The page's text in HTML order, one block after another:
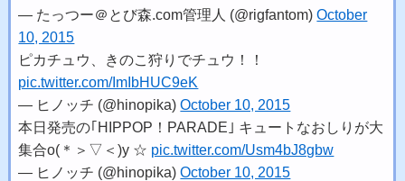
— たっつー＠とび森.com管理人 (@rigfantom)October
10, 2015
ピカチュウ、きのこ狩りでチュウ！！
pic.twitter.com/ImIbHUC9eK
— ヒノッチ (@hinopika)October 10, 2015
本日発売の｢HIPPOP！PARADE｣ キュートなおしりが大
集合o(＊＞▽＜)y ☆ pic.twitter.com/Usm4bJ8gbw
— ヒノッチ (@hinopika)October 10, 2015